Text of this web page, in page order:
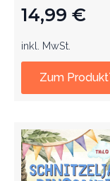
14,99 €
inkl. MwSt.
Zum Produkt